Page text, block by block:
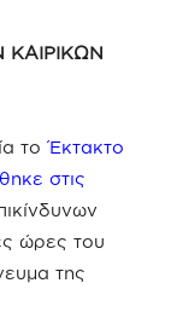
ΚΑΙΡΙΚΩΝ
το Έκτακτο
στις
ώρες του
της